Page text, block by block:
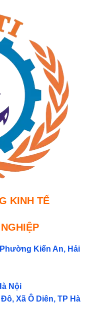
KINH TẾ
Kiến An, Hải
Nội
Xã Ô Diên, TP Hà